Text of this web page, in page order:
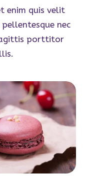
enim quis velit
nec
porttitor